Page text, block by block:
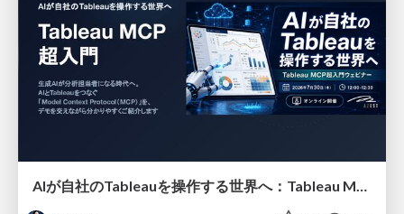
AIが自社のTableauを操作する世界へ：Tableau MCP超入門